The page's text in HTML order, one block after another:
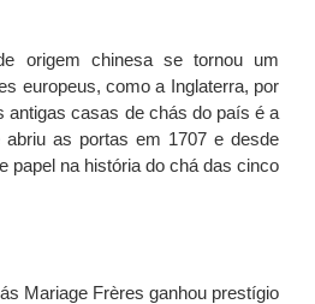
origem chinesa se tornou um
europeus, como a Inglaterra, por
antigas casas de chás do país é a
abriu as portas em 1707 e desde
papel na história do chá das cinco
Mariage Frères ganhou prestígio